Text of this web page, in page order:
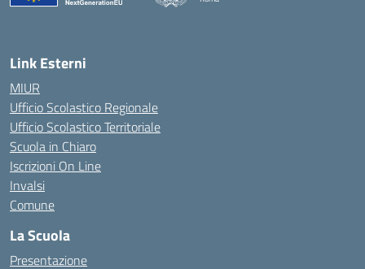
Link Esterni
MIUR
Ufficio Scolastico Regionale
Ufficio Scolastico Territoriale
Scuola in Chiaro
Iscrizioni On Line
Invalsi
Comune
La Scuola
Presentazione